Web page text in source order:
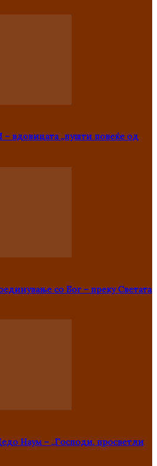
вдовицата „пушти повеќе од
со Бог – преку Светата
Наум – „Господи, просветли